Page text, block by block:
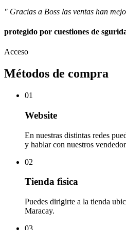
" Gracias a Boss las ventas han
protegido por cuestiones de
Acceso
Métodos de compra
01
Website
En nuestras distintas redes
y hablar con nuestros
02
Tienda fìsica
Puedes dirigirte a la tienda
Maracay.
03